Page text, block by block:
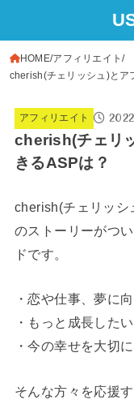
HOME アフィリエイト
cherish(チェリッシュ)とア
アフィリエイト
cherish(チェリ
きるASPは？
cherish(チェリッシ
のストーリーがつ
ドです。
・恋や仕事、夢に
・もっと成長したい
・今の幸せを大切
そんな方々を応援